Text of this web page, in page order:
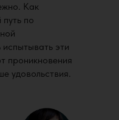
Как
по
испытывать эти
проникновения
удовольствия.